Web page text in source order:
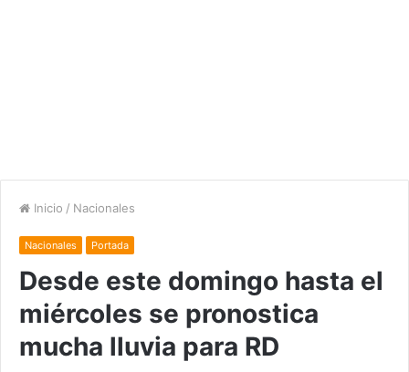
Inicio / Nacionales
Nacionales Portada
Desde este domingo hasta el
miércoles se pronostica
mucha lluvia para RD